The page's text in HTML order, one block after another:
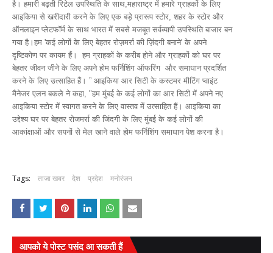
है। हमारी बढ़ती रिटेल उपस्थिति के साथ,महाराष्ट्र में हमारे ग्राहकों के लिए
आइकिया से खरीदारी करने के लिए एक बड़े प्रारूप स्टोर, शहर के स्टोर और
ऑनलाइन प्लेटफॉर्म के साथ भारत में सबसे मजबूत सर्वव्यापी उपस्थिति बाजार बन
गया है।हम 'कई लोगों के लिए बेहतर रोज़मर्रा की ज़िंदगी बनाने' के अपने
दृष्टिकोण पर कायम हैं। हम ग्राहकों के करीब होने और ग्राहकों को घर पर
बेहतर जीवन जीने के लिए अपने होम फर्निशिंग ऑफरिंग और समाधान प्रदर्शित
करने के लिए उत्साहित हैं। ” आइकिया आर सिटी के कस्टमर मीटिंग प्वाइंट
मैनेजर एलन बकले ने कहा, "हम मुंबई के कई लोगों का आर सिटी में अपने नए
आइकिया स्टोर में स्वागत करने के लिए वास्तव में उत्साहित हैं। आइकिया का
उद्देश्य घर पर बेहतर रोजमर्रा की जिंदगी के लिए मुंबई के कई लोगों की
आकांक्षाओं और सपनों से मेल खाने वाले होम फर्निशिंग समाधान पेश करना है।
Tags: ताजा खबर देश प्रदेश मनोरंजन
आपको ये पोस्ट पसंद आ सकती हैं